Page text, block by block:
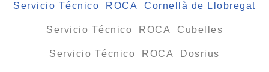
Servicio Técnico ROCA Cornellà de Llobregat
Servicio Técnico ROCA Cubelles
Servicio Técnico ROCA Dosrius